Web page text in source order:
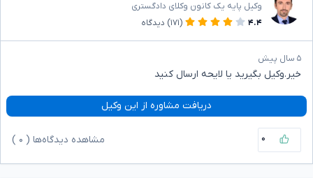
وکیل پایه یک کانون وکلای دادگستری
۴.۴
(۱۷۱) دیدگاه
۵ سال پیش
خیر.وکیل بگیرید یا لایحه ارسال کنید
دریافت مشاوره از این وکیل
۰ مشاهده دیدگاه‌ها ( ۰